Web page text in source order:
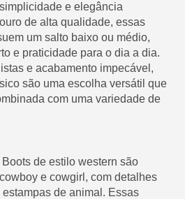
e elegância
de alta qualidade, essas
um salto baixo ou médio,
e praticidade para o dia a dia.
e acabamento impecável,
são uma escolha versátil que
com uma variedade de
de estilo western são
e cowgirl, com detalhes
de animal. Essas